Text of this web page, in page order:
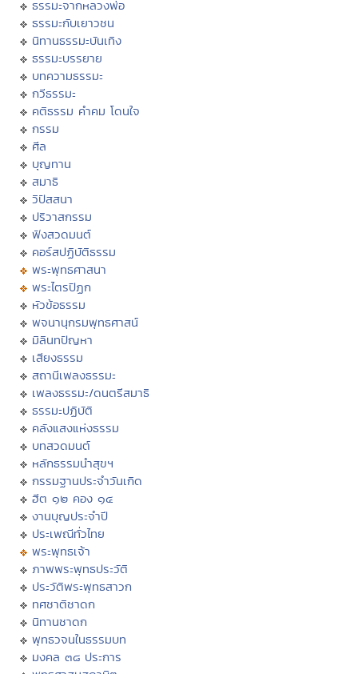
ธรรมะจากหลวงพ่อ
ธรรมะกับเยาวชน
นิทานธรรมะบันเทิง
ธรรมะบรรยาย
บทความธรรมะ
กวีธรรมะ
คติธรรม คำคม โดนใจ
กรรม
ศีล
บุญทาน
สมาธิ
วิปัสสนา
ปริวาสกรรม
ฟังสวดมนต์
คอร์สปฏิบัติธรรม
พระพุทธศาสนา
พระไตรปิฏก
หัวข้อธรรม
พจนานุกรมพุทธศาสน์
มิลินทปัญหา
เสียงธรรม
สถานีเพลงธรรมะ
เพลงธรรมะ/ดนตรีสมาธิ
ธรรมะปฏิบัติ
คลังแสงแห่งธรรม
บทสวดมนต์
หลักธรรมนำสุขฯ
กรรมฐานประจำวันเกิด
ฮีต ๑๒ คอง ๑๔
งานบุญประจำปี
ประเพณีทั่วไทย
พระพุทธเจ้า
ภาพพระพุทธประวัติ
ประวัติพระพุทธสาวก
ทศชาติชาดก
นิทานชาดก
พุทธวจนในธรรมบท
มงคล ๓๘ ประการ